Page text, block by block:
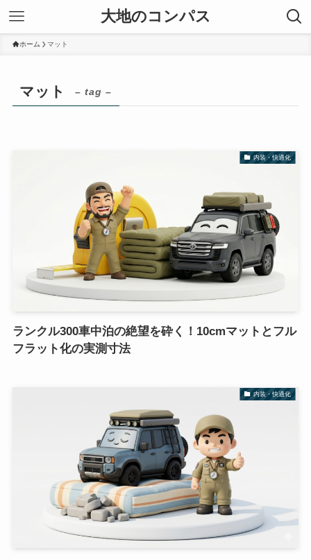
大地のコンパス
ホーム マット
マット – tag –
内装・快適化
ランクル300車中泊の絶望を砕く！10cmマットとフル
フラット化の実測寸法
内装・快適化